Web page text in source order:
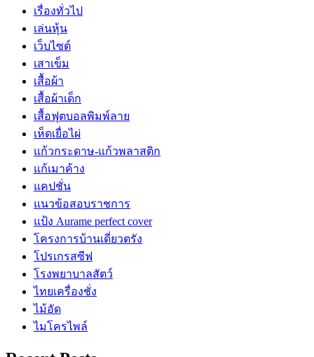
เรื่องทั่วไป
เล่นหุ้น
เว็บไซต์
เสาเข็ม
เสื้อผ้า
เสื้อผ้าเด็ก
เสื้อฟุตบอลพิมพ์ลาย
เห็ดเยื่อไผ่
แก้วกระดาษ-แก้วพลาสติก
แก้เมาค้าง
แคปชั่น
แนวข้อสอบราชการ
แป้ง Aurame perfect cover
โครงการบ้านเดี่ยวตรัง
โปรเกรสซีฟ
โรงพยาบาลสัตว์
ไทยเครื่องชั่ง
ไม้อัด
ไมโครไพล์